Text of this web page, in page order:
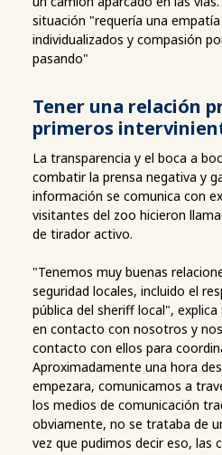
situación "requería una
individualizados y compasión
pasando"
Tener una relación
primeros
La transparencia y el boca a
combatir la prensa negativa y
información se comunica con
visitantes del zoo hicieron
de tirador activo.
"Tenemos muy buenas
seguridad locales, incluido el
pública del sheriff local", explica
en contacto con nosotros y
contacto con ellos para
Aproximadamente una hora
empezara, comunicamos a
los medios de comunicación
obviamente, no se trataba de
vez que pudimos decir eso, las